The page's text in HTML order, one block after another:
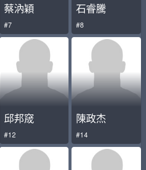
蔡汭穎
#7
石睿騰
#8
邱邦窚
#12
陳政杰
#14